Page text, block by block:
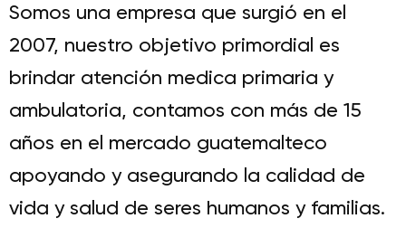
Somos una empresa que surgió en el
2007, nuestro objetivo primordial es
brindar atención medica primaria y
ambulatoria, contamos con más de 15
años en el mercado guatemalteco
apoyando y asegurando la calidad de
vida y salud de seres humanos y familias.